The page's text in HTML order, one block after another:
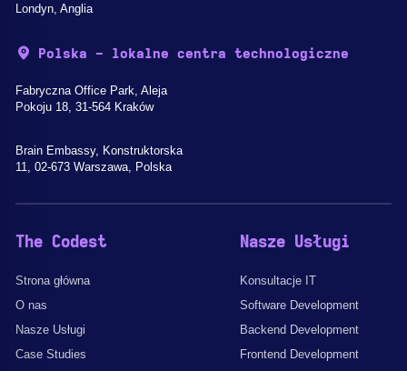
Londyn, Anglia
Polska - lokalne centra technologiczne
Fabryczna Office Park, Aleja
Pokoju 18, 31-564 Kraków
Brain Embassy, Konstruktorska
11, 02-673 Warszawa, Polska
The Codest
Strona główna
O nas
Nasze Usługi
Case Studies
Nasze Usługi
Konsultacje IT
Software Development
Backend Development
Frontend Development